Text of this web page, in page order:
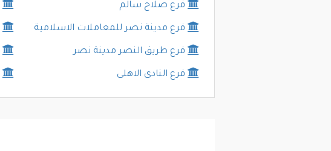
فرع صلاح سالم
فرع مدينة نصر للمعاملات الاسلامية
فرع طريق النصر مدينة نصر
فرع النادى الاهلى